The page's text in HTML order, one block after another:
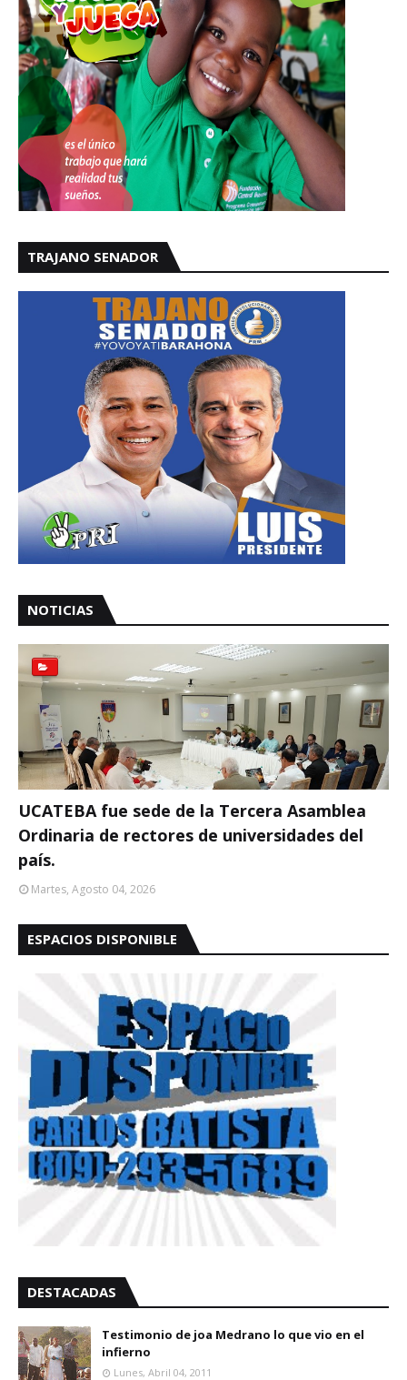
TRAJANO SENADOR
NOTICIAS
UCATEBA fue sede de la Tercera Asamblea
Ordinaria de rectores de universidades del
país.
Martes, Agosto 04, 2026
ESPACIOS DISPONIBLE
DESTACADAS
Testimonio de joa Medrano lo que vio en el
infierno
Lunes, Abril 04, 2011